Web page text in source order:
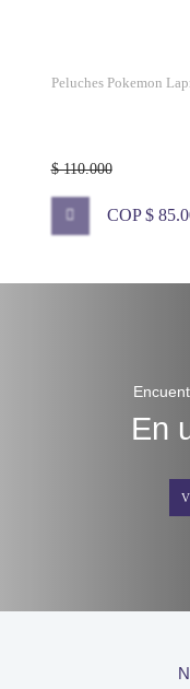
Peluches Pokemon
$ 110.000
COP $
En